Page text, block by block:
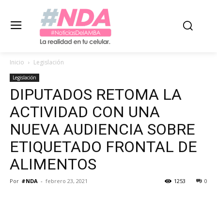
Inicio Legislación
Legislación
DIPUTADOS RETOMA LA
ACTIVIDAD CON UNA
NUEVA AUDIENCIA SOBRE
ETIQUETADO FRONTAL DE
ALIMENTOS
Por #NDA - febrero 23, 2021 0
1253